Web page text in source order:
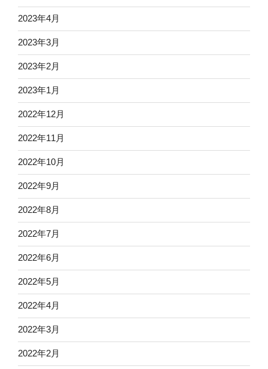
2023年4月
2023年3月
2023年2月
2023年1月
2022年12月
2022年11月
2022年10月
2022年9月
2022年8月
2022年7月
2022年6月
2022年5月
2022年4月
2022年3月
2022年2月